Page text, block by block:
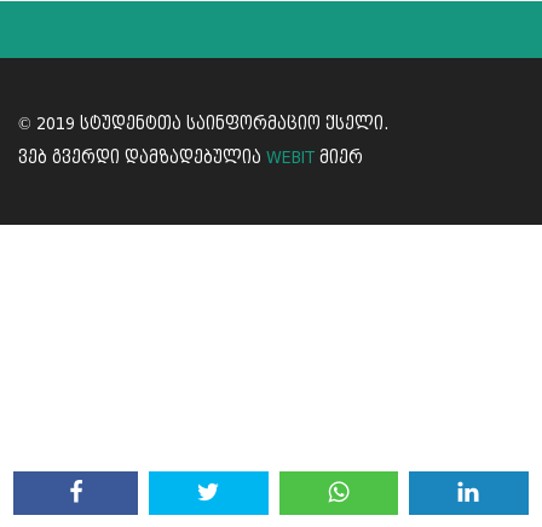
© 2019 სტუდენტთა საინფორმაციო ქსელი.
ვებ გვერდი დამზადებულია WEBIT მიერ